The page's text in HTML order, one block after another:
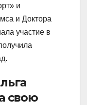
и
и Доктора
участие в
свою